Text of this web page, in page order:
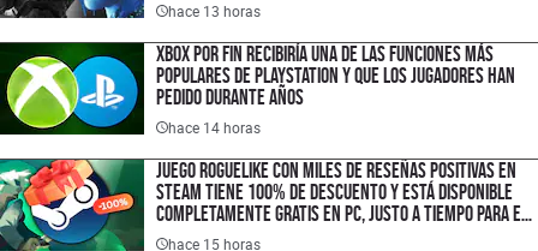
hace 13 horas
XBOX por fin recibiría una de las funciones más
populares de PlayStation y que los jugadores han
pedido durante años
hace 14 horas
Juego roguelike con miles de reseñas positivas en
Steam tiene 100% de descuento y está disponible
completamente gratis en PC, justo a tiempo para el
lanzamiento de su secuela
hace 15 horas